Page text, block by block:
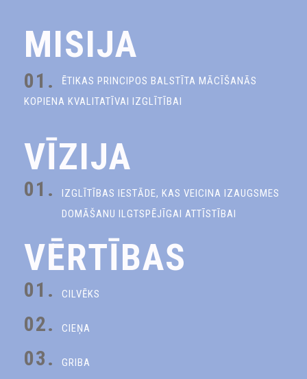
MISIJA
01.
ĒTIKAS PRINCIPOS BALSTĪTA MĀCĪŠANĀS
KOPIENA KVALITATĪVAI IZGLĪTĪBAI
VĪZIJA
01.
IZGLĪTĪBAS IESTĀDE, KAS VEICINA IZAUGSMES
DOMĀŠANU ILGTSPĒJĪGAI ATTĪSTĪBAI
VĒRTĪBAS
01. CILVĒKS
02. CIEŅA
03. GRIBA